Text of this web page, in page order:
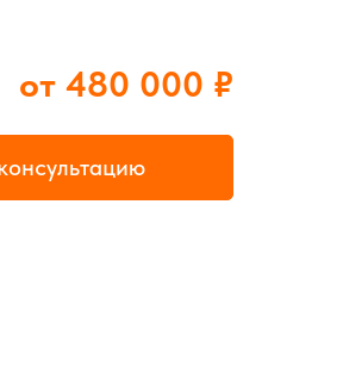
от 480 000 ₽